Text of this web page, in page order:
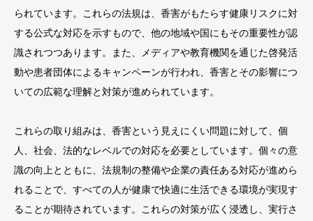
られています。これらの法規は、香害がもたらす健康リスクに対
する公式な対応を示すもので、他の地域や国にもその重要性が認
識されつつあります。また、メディアや教育機関を通じた啓発活
動や患者団体によるキャンペーンが行われ、香害とその影響につ
いての広範な理解と対策が進められています。
これらの取り組みは、香害という見えにくい問題に対して、個
人、社会、法的なレベルでの対応を必要としています。個々の意
識の向上とともに、法規制の整備や企業の責任ある対応が進めら
れることで、すべての人が健康で快適に生活できる環境が実現す
ることが期待されています。これらの対策が広く浸透し、実行さ